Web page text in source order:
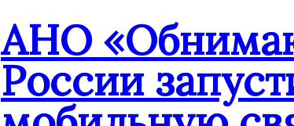
АНО
России